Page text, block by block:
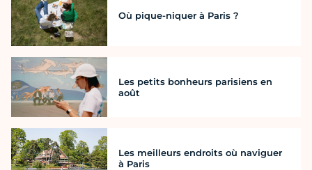
Où pique-niquer à Paris ?
Les petits bonheurs parisiens en
août
Les meilleurs endroits où naviguer
à Paris